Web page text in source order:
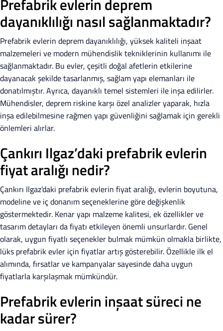
Prefabrik evlerin deprem
dayanıklılığı nasıl sağlanmaktadır?
Prefabrik evlerin deprem dayanıklılığı, yüksek kaliteli inşaat
malzemeleri ve modern mühendislik tekniklerinin kullanımı ile
sağlanmaktadır. Bu evler, çeşitli doğal afetlerin etkilerine
dayanacak şekilde tasarlanmış, sağlam yapı elemanları ile
donatılmıştır. Ayrıca, dayanıklı temel sistemleri ile inşa edilirler.
Mühendisler, deprem riskine karşı özel analizler yaparak, hızla
inşa edilebilmesine rağmen yapı güvenliğini sağlamak için gerekli
önlemleri alırlar.
Çankırı Ilgaz’daki prefabrik evlerin
fiyat aralığı nedir?
Çankırı Ilgaz’daki prefabrik evlerin fiyat aralığı, evlerin boyutuna,
modeline ve iç donanım seçeneklerine göre değişkenlik
göstermektedir. Kenar yapı malzeme kalitesi, ek özellikler ve
tasarım detayları da fiyatı etkileyen önemli unsurlardır. Genel
olarak, uygun fiyatlı seçenekler bulmak mümkün olmakla birlikte,
lüks prefabrik evler için fiyatlar artış gösterebilir. Özellikle ilk el
alımında, fırsatlar ve kampanyalar sayesinde daha uygun
fiyatlarla karşılaşmak mümkündür.
Prefabrik evlerin inşaat süreci ne
kadar sürer?